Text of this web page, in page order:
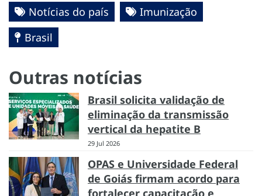
Notícias do país
Imunização
Brasil
Outras notícias
Brasil solicita validação de
eliminação da transmissão
vertical da hepatite B
29 Jul 2026
OPAS e Universidade Federal
de Goiás firmam acordo para
fortalecer capacitação e